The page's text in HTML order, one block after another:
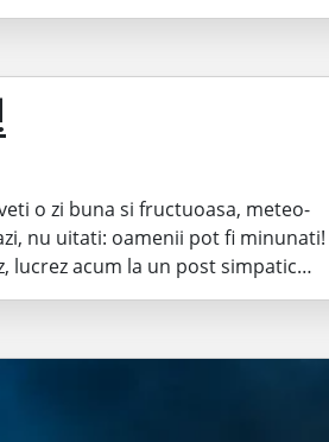
o zi buna si fructuoasa, meteo-
nu uitati: oamenii pot fi minunati!
lucrez acum la un post simpatic…